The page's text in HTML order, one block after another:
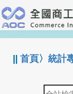
跳
到
主
要
:::
||首頁〉統計
全